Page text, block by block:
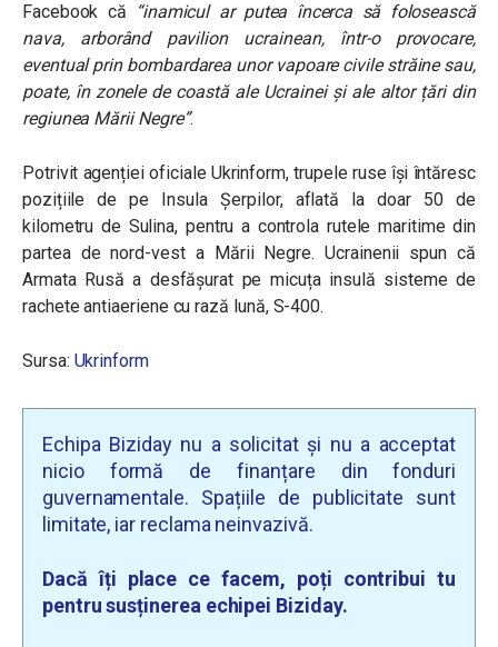
Facebook că
“inamicul ar putea încerca să folosească
nava, arborând pavilion ucrainean, într-o provocare,
eventual prin bombardarea unor vapoare civile străine sau,
poate, în zonele de coastă ale Ucrainei și ale altor țări din
regiunea Mării Negre”.
Potrivit agenției oficiale Ukrinform, trupele ruse își întăresc
pozițiile de pe Insula Șerpilor, aflată la doar 50 de
kilometru de Sulina, pentru a controla rutele maritime din
partea de nord-vest a Mării Negre. Ucrainenii spun că
Armata Rusă a desfășurat pe micuța insulă sisteme de
rachete antiaeriene cu rază lună, S-400.
Sursa: Ukrinform
Echipa Biziday nu a solicitat și nu a acceptat
nicio formă de finanțare din fonduri
guvernamentale. Spațiile de publicitate sunt
limitate, iar reclama neinvazivă.
Dacă îți place ce facem, poți contribui tu
pentru susținerea echipei Biziday.